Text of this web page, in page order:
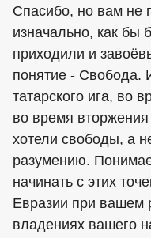
Спасибо, но вам не
изначально, как бы
приходили и
понятие - Свобода.
татарского ига, во
во время
хотели свободы, а
разумению.
начинать с этих
Евразии при
владениях вашего